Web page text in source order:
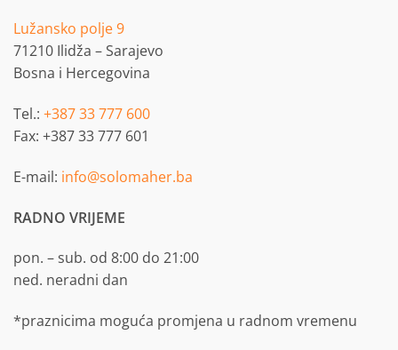
Lužansko polje 9
71210 Ilidža – Sarajevo
Bosna i Hercegovina
Tel.: +387 33 777 600
Fax: +387 33 777 601
E-mail: info@solomaher.ba
RADNO VRIJEME
pon. – sub. od 8:00 do 21:00
ned. neradni dan
*praznicima moguća promjena u radnom vremenu